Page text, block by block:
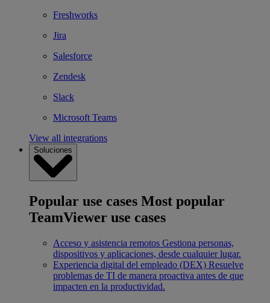
Freshworks
Jira
Salesforce
Zendesk
Slack
Microsoft Teams
View all integrations
Soluciones
Popular use cases Most popular
TeamViewer use cases
Acceso y asistencia remotos Gestiona personas,
dispositivos y aplicaciones, desde cualquier lugar.
Experiencia digital del empleado (DEX) Resuelve
problemas de TI de manera proactiva antes de que
impacten en la productividad.